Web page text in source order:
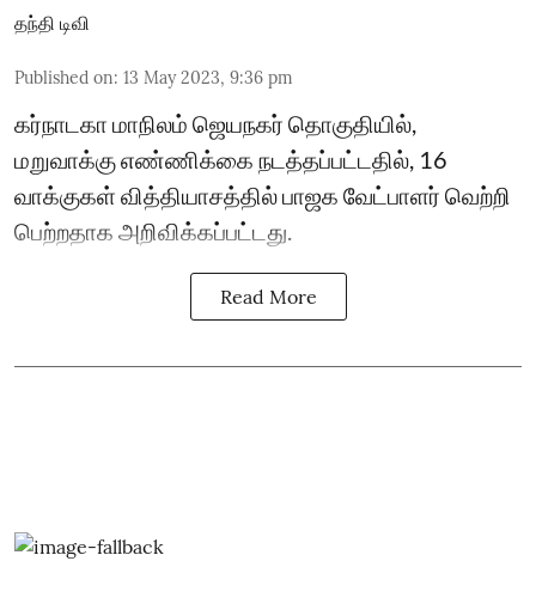
தந்தி டிவி
Published on: 13 May 2023, 9:36 pm
கர்நாடகா மாநிலம் ஜெயநகர் தொகுதியில்,
மறுவாக்கு எண்ணிக்கை நடத்தப்பட்டதில், 16
வாக்குகள் வித்தியாசத்தில் பாஜக வேட்பாளர் வெற்றி
பெற்றதாக அறிவிக்கப்பட்டது.
Read More